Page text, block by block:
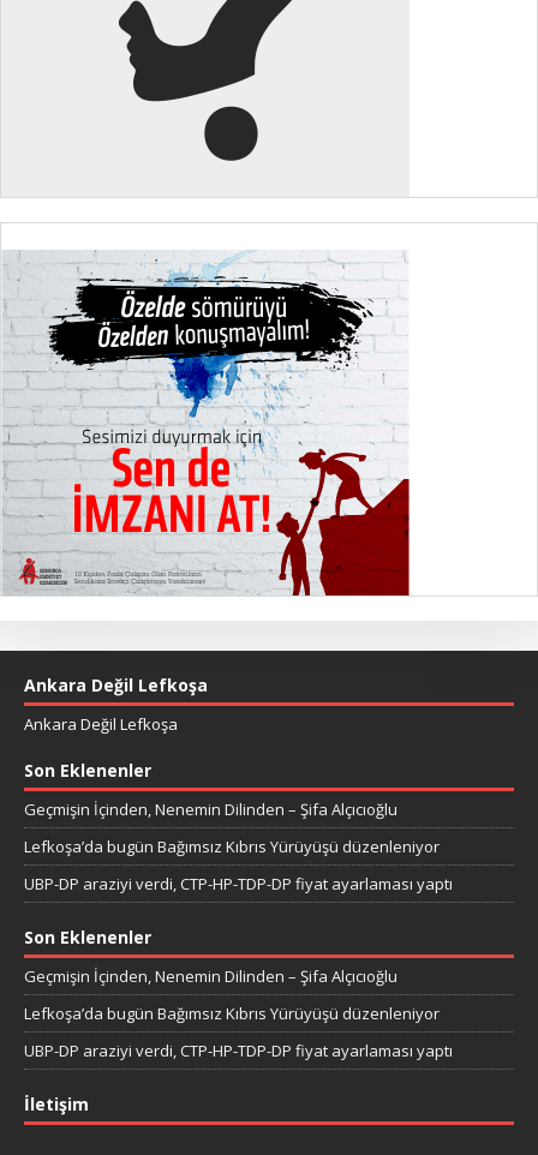
Ankara Değil Lefkoşa
Ankara Değil Lefkoşa
Son Eklenenler
Geçmişin İçinden, Nenemin Dilinden – Şifa Alçıcıoğlu
Lefkoşa’da bugün Bağımsız Kıbrıs Yürüyüşü düzenleniyor
UBP-DP araziyi verdi, CTP-HP-TDP-DP fiyat ayarlaması yaptı
Son Eklenenler
Geçmişin İçinden, Nenemin Dilinden – Şifa Alçıcıoğlu
Lefkoşa’da bugün Bağımsız Kıbrıs Yürüyüşü düzenleniyor
UBP-DP araziyi verdi, CTP-HP-TDP-DP fiyat ayarlaması yaptı
İletişim